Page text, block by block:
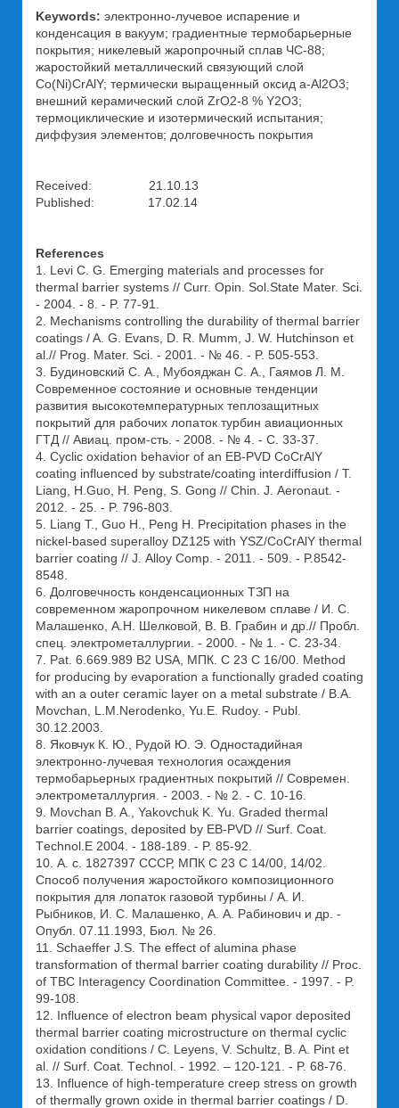
Keywords: электронно-лучевое испарение и
конденсация в вакуум; градиентные термобарьерные
покрытия; никелевый жаропрочный сплав ЧС-88;
жаростойкий металлический связующий слой
Co(Ni)CrAlY; термически выращенный оксид a-Al2O3;
внешний керамический слой ZrO2-8 % Y2O3;
термоциклические и изотермический испытания;
диффузия элементов; долговечность покрытия
Received: 21.10.13
Published: 17.02.14
References
1. Levi C. G. Emerging materials and processes for
thermal barrier systems // Curr. Opin. Sol.State Mater. Sci.
- 2004. - 8. - P. 77-91.
2. Mechanisms controlling the durability of thermal barrier
coatings / A. G. Evans, D. R. Mumm, J. W. Hutchinson et
al.// Prog. Mater. Sci. - 2001. - № 46. - P. 505-553.
3. Будиновский С. А., Мубояджан С. А., Гаямов Л. М.
Современное состояние и основные тенденции
развития высокотемпературных теплозащитных
покрытий для рабочих лопаток турбин авиационных
ГТД // Авиац. пром-сть. - 2008. - № 4. - С. 33-37.
4. Cyclic oxidation behavior of an EB-PVD CoCrAlY
coating influenced by substrate/coating interdiffusion / T.
Liang, H.Guo, H. Peng, S. Gong // Chin. J. Аeronaut. -
2012. - 25. - P. 796-803.
5. Liang T., Guo H., Peng H. Precipitation phases in the
nickel-based superalloy DZ125 with YSZ/CoCrAlY thermal
barrier coating // J. Аlloy Сomp. - 2011. - 509. - P.8542-
8548.
6. Долговечность конденсационных ТЗП на
современном жаропрочном никелевом сплаве / И. С.
Малашенко, А.Н. Шелковой, В. В. Грабин и др.// Пробл.
спец. электрометаллургии. - 2000. - № 1. - С. 23-34.
7. Pat. 6.669.989 B2 USA, МПК. C 23 C 16/00. Method
for producing by evaporation a functionally graded coating
with an a outer ceramic layer on a metal substrate / B.A.
Movchan, L.M.Nerodenko, Yu.E. Rudoy. - Publ.
30.12.2003.
8. Яковчук К. Ю., Рудой Ю. Э. Одностадийная
электронно-лучевая технология осаждения
термобарьерных градиентных покрытий // Современ.
электрометаллургия. - 2003. - № 2. - C. 10-16.
9. Movchan B. A., Yakovchuk K. Yu. Graded thermal
barrier coatings, deposited by EB-PVD // Surf. Сoat.
Тechnol.Е 2004. - 188-189. - P. 85-92.
10. А. с. 1827397 СССР, МПК С 23 С 14/00, 14/02.
Способ получения жаростойкого композиционного
покрытия для лопаток газовой турбины / А. И.
Рыбников, И. С. Малашенко, А. А. Рабинович и др. -
Опубл. 07.11.1993, Бюл. № 26.
11. Schaeffer J.S. The effect of alumina phase
transformation of thermal barrier coating durability // Proc.
of TBC Interagency Coordination Committee. - 1997. - P.
99-108.
12. Influence of electron beam physical vapor deposited
thermal barrier coating microstructure on thermal cyclic
oxidation conditions / C. Leyens, V. Schultz, B. A. Pint et
al. // Surf. Сoat. Тechnol. - 1992. – 120-121. - P. 68-76.
13. Influence of high-temperature creep stress on growth
of thermally grown oxide in thermal barrier coatings / D.